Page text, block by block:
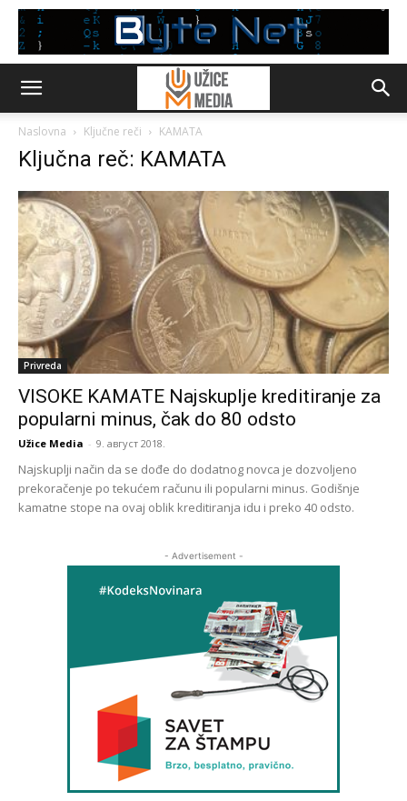
Naslovna Ključne reči KAMATA
Ključna reč: KAMATA
Privreda
VISOKE KAMATE Najskuplje kreditiranje za
popularni minus, čak do 80 odsto
Užice Media - 9. август 2018.
Najskuplji način da se dođe do dodatnog novca je dozvoljeno
prekoračenje po tekućem računu ili popularni minus. Godišnje
kamatne stope na ovaj oblik kreditiranja idu i preko 40 odsto.
- Advertisement -